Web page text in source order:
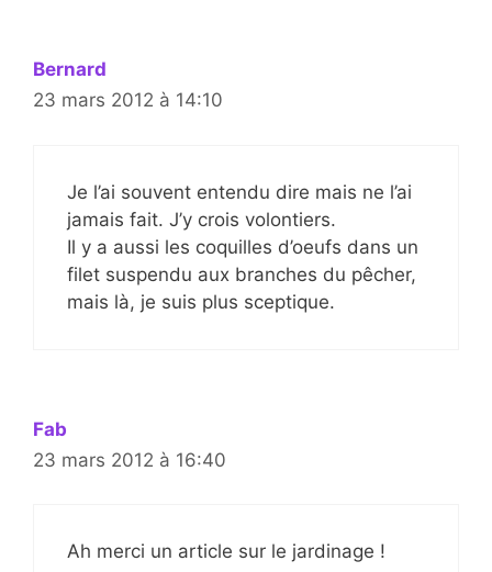
Bernard
23 mars 2012 à 14:10
Je l’ai souvent entendu dire mais ne l’ai
jamais fait. J’y crois volontiers.
Il y a aussi les coquilles d’oeufs dans un
filet suspendu aux branches du pêcher,
mais là, je suis plus sceptique.
Fab
23 mars 2012 à 16:40
Ah merci un article sur le jardinage !